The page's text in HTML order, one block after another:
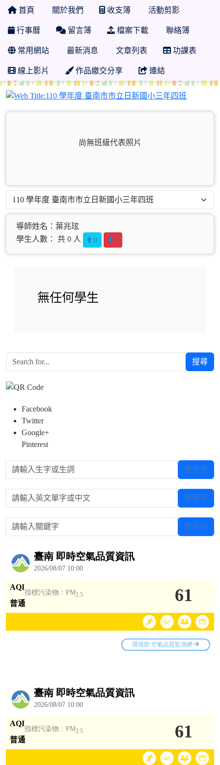
首頁 關於我們 收支簿 活動剪影
行事曆 留言簿 檔案下載 聯絡簿
常用網站 最新消息 文章列表 功課表
線上影片 作品繳交分享 連結
尚無班級代表照片
導師姓名：葉兆玹
學生人數： 共 0 人
0 0
無任何學生
搜尋
Facebook
Twitter
Google+
Pinterest
請輸入生字或生詞 查生字
請輸入英文單字或中文 查單字
請輸入關鍵字 查百科